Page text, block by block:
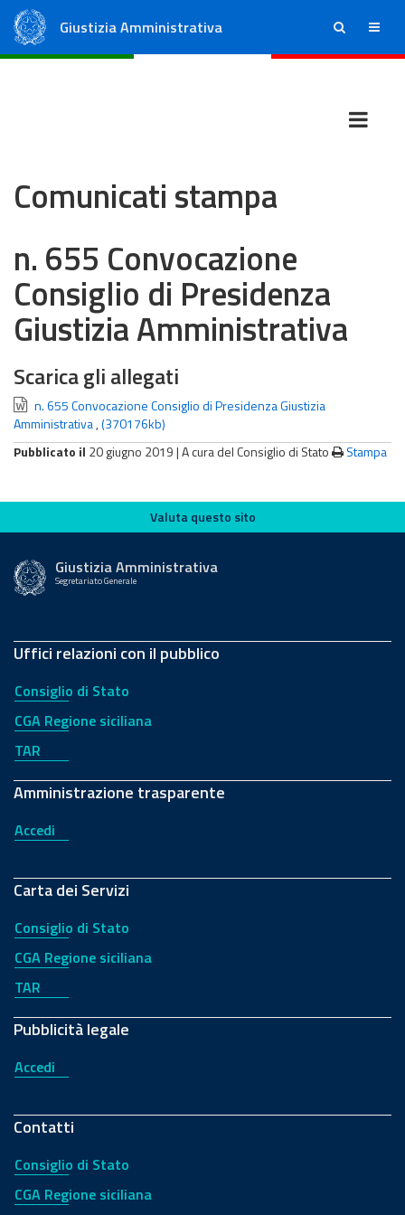
Giustizia Amministrativa ricerca menu
Comunicati stampa
n. 655 Convocazione
Consiglio di Presidenza
Giustizia Amministrativa
Scarica gli allegati
n. 655 Convocazione Consiglio di Presidenza Giustizia
Amministrativa,(370176kb)
Pubblicato il 20 giugno 2019 |A cura del Consiglio di Stato Stampa
Valuta questo sito
Valuta questo sito
Giustizia Amministrativa
Segretariato Generale
Uffici relazioni con il pubblico
Consiglio di Stato
CGA Regione siciliana
TAR
Amministrazione trasparente
Accedi
Carta dei Servizi
Consiglio di Stato
CGA Regione siciliana
TAR
Pubblicità legale
Accedi
Contatti
Consiglio di Stato
CGA Regione siciliana